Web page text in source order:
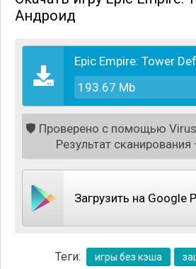
С самого начала игры вам
несколько видов башен и
которыми вам понадобится
Враги для удобства двигаются
основным дорогам, и вам
продумать о различных
защиту как можно
Андроид
Epic Empire: Tower
193.67 Mb
🛡️ Проверено с помощью
Результат сканирования
Загрузить на Google
Теги: игры без кэша